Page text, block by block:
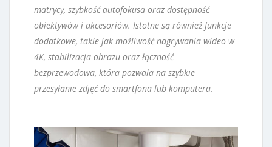
matrycy, szybkość autofokusa oraz dostępność
obiektywów i akcesoriów. Istotne są również funkcje
dodatkowe, takie jak możliwość nagrywania wideo w
4K, stabilizacja obrazu oraz łączność
bezprzewodowa, która pozwala na szybkie
przesyłanie zdjęć do smartfona lub komputera.